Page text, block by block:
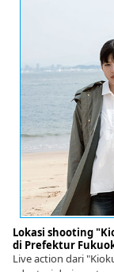
Lokasi shooting
di Prefektur
Live action dari